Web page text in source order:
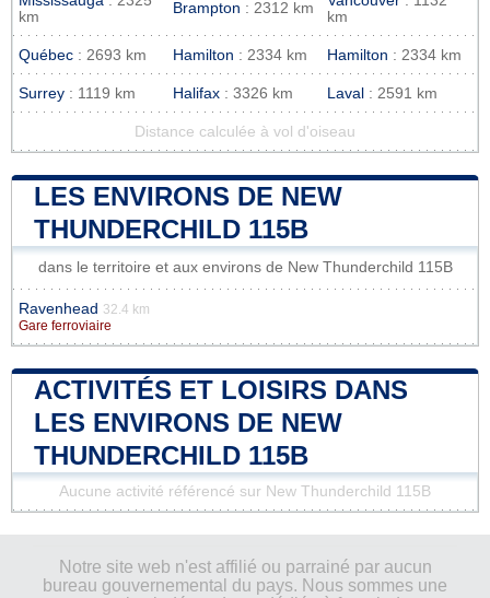
km
Brampton : 2312 km
km
Québec : 2693 km Hamilton : 2334 km Hamilton : 2334 km
Surrey : 1119 km Halifax : 3326 km Laval : 2591 km
Distance calculée à vol d'oiseau
LES ENVIRONS DE NEW
THUNDERCHILD 115B
dans le territoire et aux environs de New Thunderchild 115B
Ravenhead 32.4 km
Gare ferroviaire
ACTIVITÉS ET LOISIRS DANS
LES ENVIRONS DE NEW
THUNDERCHILD 115B
Aucune activité référencé sur New Thunderchild 115B
Notre site web n'est affilié ou parrainé par aucun
bureau gouvernemental du pays. Nous sommes une